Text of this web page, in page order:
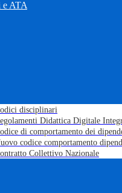
e ATA
disciplinari
Didattica Digitale
di comportamento dei
codice comportamento
Collettivo Nazionale